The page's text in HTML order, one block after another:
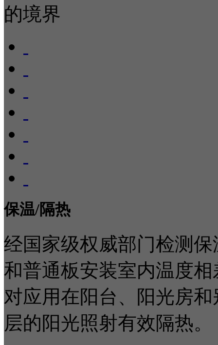
的境界
保温/隔热
经国家级权威部门检测
和普通板安装室内温度
对应用在阳台、阳光房
层的阳光照射有效隔热。